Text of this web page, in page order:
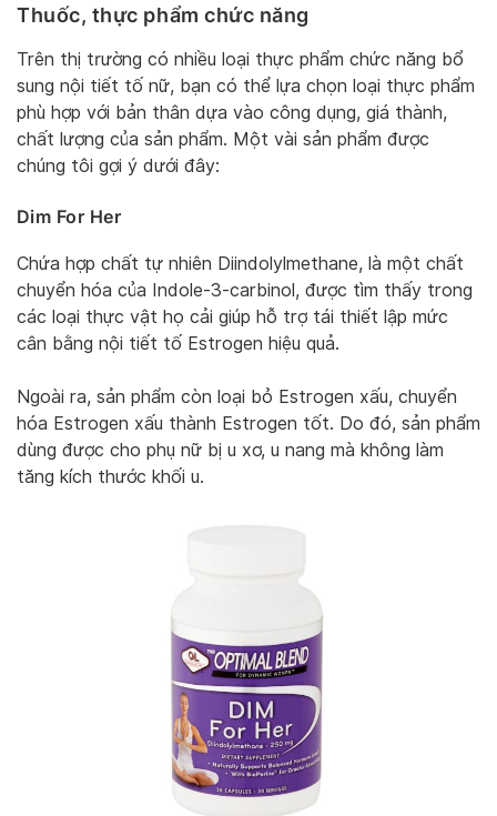
Thuốc, thực phẩm chức năng
Trên thị trường có nhiều loại thực phẩm chức năng bổ
sung nội tiết tố nữ, bạn có thể lựa chọn loại thực phẩm
phù hợp với bản thân dựa vào công dụng, giá thành,
chất lượng của sản phẩm. Một vài sản phẩm được
chúng tôi gợi ý dưới đây:
Dim For Her
Chứa hợp chất tự nhiên Diindolylmethane, là một chất
chuyển hóa của Indole-3-carbinol, được tìm thấy trong
các loại thực vật họ cải giúp hỗ trợ tái thiết lập mức
cân bằng nội tiết tố Estrogen hiệu quả.
Ngoài ra, sản phẩm còn loại bỏ Estrogen xấu, chuyển
hóa Estrogen xấu thành Estrogen tốt. Do đó, sản phẩm
dùng được cho phụ nữ bị u xơ, u nang mà không làm
tăng kích thước khối u.